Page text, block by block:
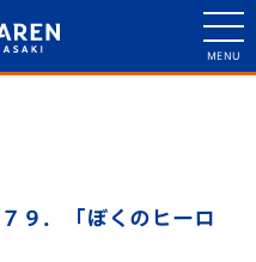
９．「ぼくのヒーロ